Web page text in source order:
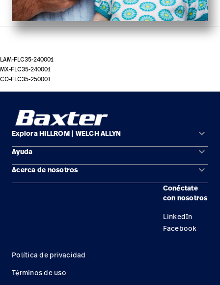
LAM-FLC35-240001
MX-FLC35-240001
CO-FLC35-250001
Explora HILLROM | WELCH ALLYN keyboard_arrow_down
Soluciones
Productos
Ayuda keyboard_arrow_down
Comunícate con nosotros
Acerca de nosotros keyboard_arrow_down
Conéctate
con nosotros
LinkedIn
Facebook
Política de privacidad
Términos de uso